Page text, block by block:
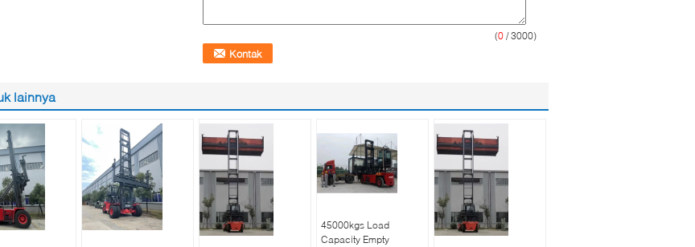
(0 / 3000)
lainnya
45000kgs Load
Capacity Empty